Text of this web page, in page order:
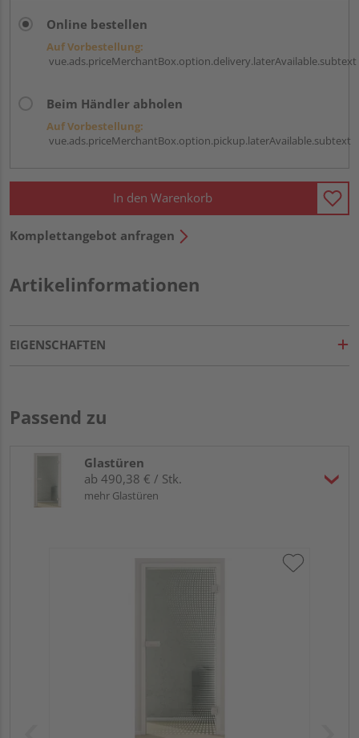
Online bestellen
Auf Vorbestellung:
vue.ads.priceMerchantBox.option.delivery.laterAvailable.subtext
Beim Händler abholen
Auf Vorbestellung:
vue.ads.priceMerchantBox.option.pickup.laterAvailable.subtext
In den Warenkorb
Komplettangebot anfragen
Artikelinformationen
EIGENSCHAFTEN
Passend zu
Glastüren
ab 490,38 € / Stk.
mehr Glastüren